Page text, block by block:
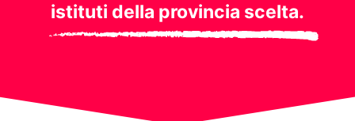
istituti della provincia scelta.